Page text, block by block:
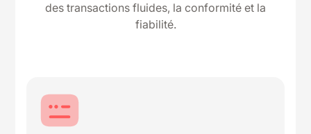
des transactions fluides, la conformité et la
fiabilité.